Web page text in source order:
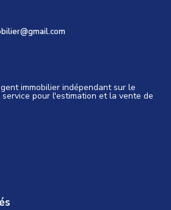
immobilier indépendant sur le
pour l'estimation et la vente de